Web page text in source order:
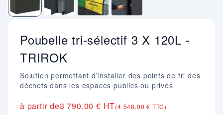
Poubelle tri-sélectif 3 X 120L -
TRIROK
Solution permettant d'installer des points de tri des
déchets dans les espaces publics ou privés
à partir de3 790,00 € HT(4 548,00 € TTC)